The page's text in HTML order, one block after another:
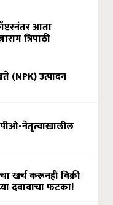
आता
त्रिपाठी
(NPK) उत्पादन
नेतृत्वाखालील
खर्च करूनही विक्री
दबावाचा फटका!